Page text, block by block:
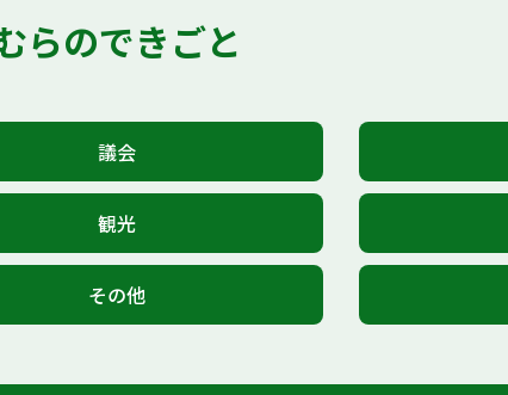
らのできごと
議会
観光
その他